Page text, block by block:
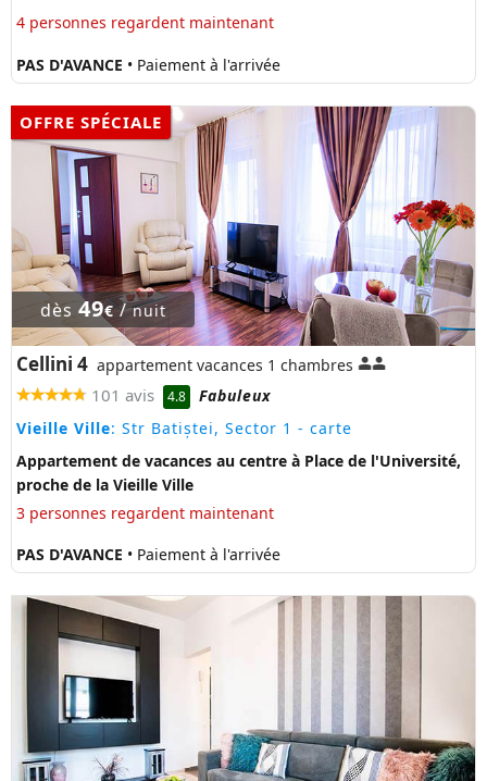
4 personnes regardent maintenant
PAS D'AVANCE • Paiement à l'arrivée
OFFRE SPÉCIALE
dès 49€/nuit
Cellini 4 appartement vacances 1 chambres
101 avis 4.8
Fabuleux
Vieille Ville: Str Batiștei, Sector 1 - carte
Appartement de vacances au centre à Place de l'Université,
proche de la Vieille Ville
3 personnes regardent maintenant
PAS D'AVANCE • Paiement à l'arrivée